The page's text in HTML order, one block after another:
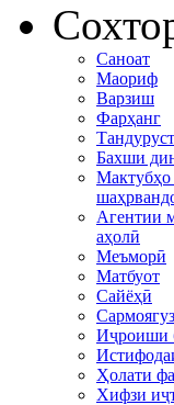
Саноат
Маориф
Варзиш
Фарҳанг
Бахши
Мактубҳо
Агентии
аҳолӣ
Меъморӣ
Матбуот
Сайёҳӣ
Иҷроиши
Ҳолати
Хифзи